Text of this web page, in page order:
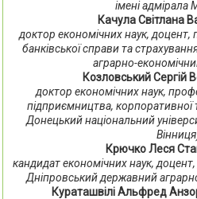
імені адмірала
Качула Світлана
доктор економічних наук, доцент,
банківської справи та
аграрно-
Козловський Сергій
доктор економічних наук,
підприємництва, корпоративної
Донецький національний
Крючко Леся
кандидат економічних наук,
Дніпровський державний
Кураташвілі Альфред